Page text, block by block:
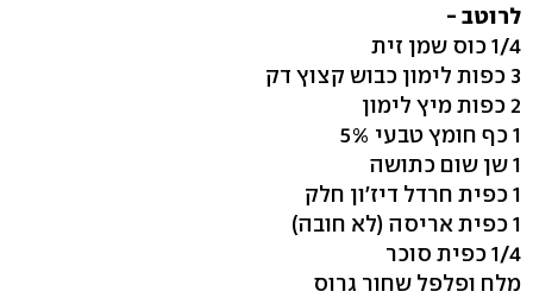
לרוטב -
1/4 כוס שמן זית
3 כפות לימון כבוש קצוץ דק
2 כפות מיץ לימון
1 כף חומץ טבעי 5%
1 שן שום כתושה
1 כפית חרדל דיז'ון חלק
1 כפית אריסה (לא חובה)
1/4 כפית סוכר
מלח ופלפל שחור גרוס